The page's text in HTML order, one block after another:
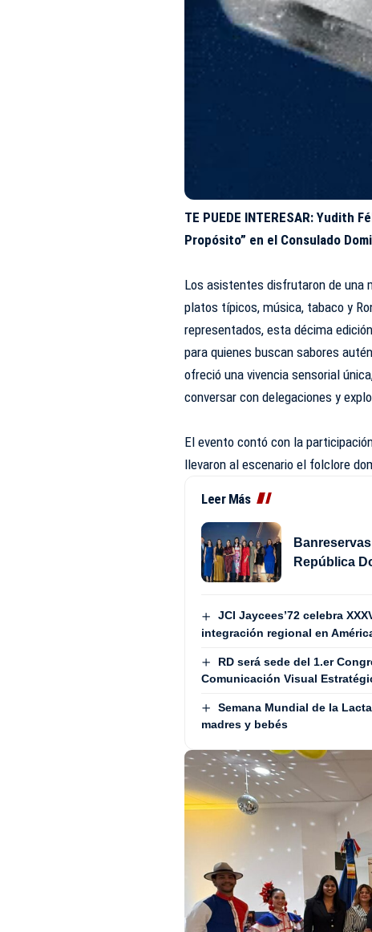
TE PUEDE INTERESAR:Yudith
Propósito” en el Consulado
Los asistentes disfrutaron de una
platos típicos, música, tabaco y
representados, esta décima
para quienes buscan sabores
ofreció una vivencia sensorial
conversar con delegaciones y
El evento contó con la
llevaron al escenario el folclore
Leer Más
República
JCI Jaycees’72 celebra
integración regional en
RD será sede del 1.er
Comunicación Visual
Semana Mundial de la
madres y bebés